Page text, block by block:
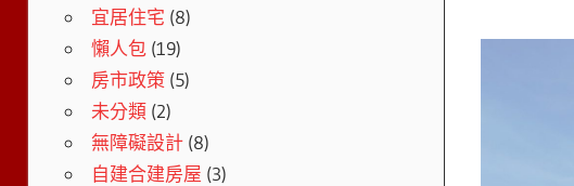
宜居住宅 (8)
懶人包(19)
房市政策(5)
未分類(2)
無障礙設計(8)
自建合建房屋 (3)